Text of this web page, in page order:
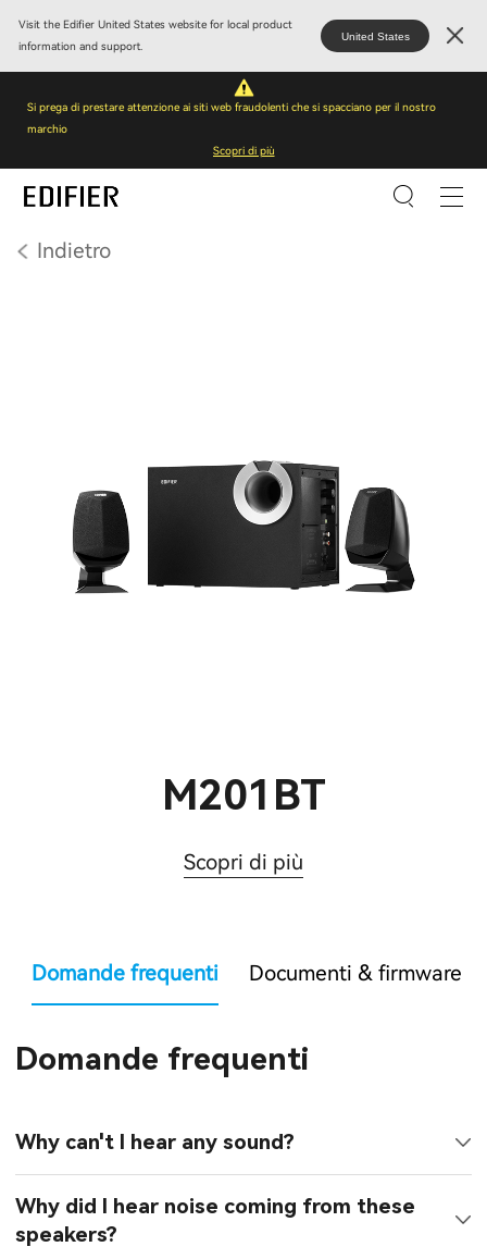
Visit the Edifier United States website for local product
information and support.
United States
Si prega di prestare attenzione ai siti web fraudolenti che si spacciano per il nostro
marchio
Scopri di più
Indietro
M201BT
Scopri di più
Domande frequenti Documenti & firmware
Domande frequenti
Why can't I hear any sound?
Why did I hear noise coming from these
speakers?